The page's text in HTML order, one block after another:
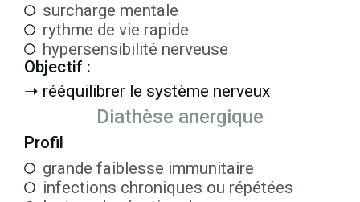
surcharge mentale
rythme de vie rapide
hypersensibilité nerveuse
Objectif :
➝ rééquilibrer le système nerveux
Diathèse anergique
Profil
grande faiblesse immunitaire
infections chroniques ou répétées